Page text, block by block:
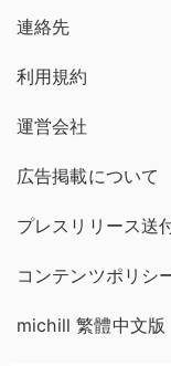
連絡先
利用規約
運営会社
広告掲載について
プレスリリース送
コンテンツポリシ
michill 繁體中文版